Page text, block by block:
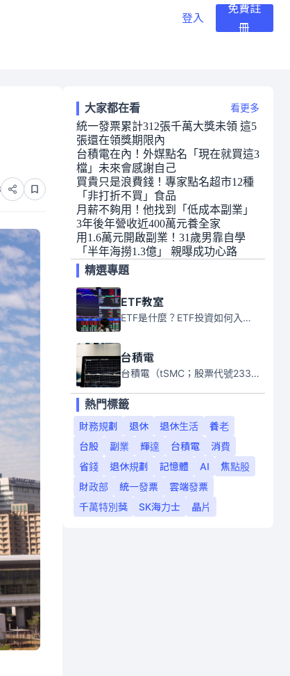
登入
免費註
冊
大家都在看 看更多
統一發票累計312張千萬大獎未領 這5
張還在領獎期限內
台積電在內！外媒點名「現在就買這3
檔」未來會感謝自己
買貴只是浪費錢！專家點名超市12種
「非打折不買」食品
月薪不夠用！他找到「低成本副業」
3年後年營收近400萬元養全家
用1.6萬元開啟副業！31歲男靠自學
「半年海撈1.3億」 親曝成功心路
精選專題
ETF教室
ETF是什麼？ETF投資如何入門？本系列專題文章將會告訴你新手必須知道的ETF基礎知識。
台積電
台積電（tSMC；股票代號2330）是全球領先的半導體代工公司，成立於1987年，總部位於台灣新竹。且已於美國、日本、德國及中國設廠，台積電是全球首家專業積體電路製造服務公司，也是全球最先進和最大規模的半導體代工廠。
熱門標籤
財務規劃
退休 退休生活
養老
台股
副業 輝達 台積電
消費
省錢
退休規劃 記憶體 AI
焦點股
財政部
統一發票
雲端發票
千萬特別獎
SK海力士 晶片